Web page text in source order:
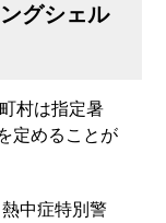
グシェル
村は指定暑
定めることが
中症特別警